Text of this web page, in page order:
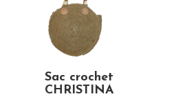
Sac crochet
CHRISTINA